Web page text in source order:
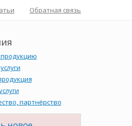
Обратная связь
партнёрство